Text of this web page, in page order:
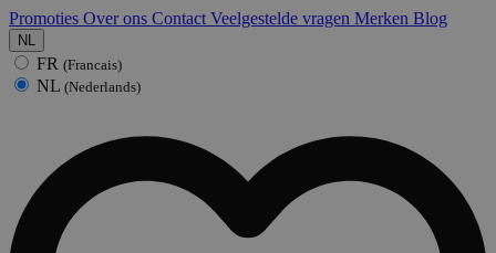
Promoties Over ons Contact Veelgestelde vragen Merken Blog
NL
FR (Francais)
NL (Nederlands)